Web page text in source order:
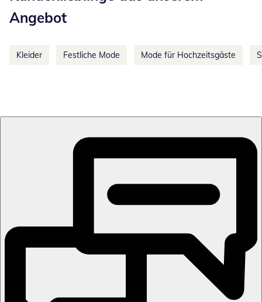
Angebot
Kleider Festliche Mode Mode für Hochzeitsgäste